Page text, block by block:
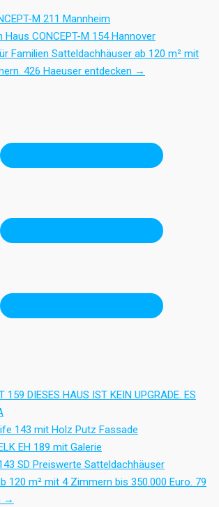
Familien Satteldachhäuser ab 120 m² mit
426 Haeuser entdecken →
Preiswerte Satteldachhäuser
120 m² mit 4 Zimmern bis 350.000 Euro. 79
→